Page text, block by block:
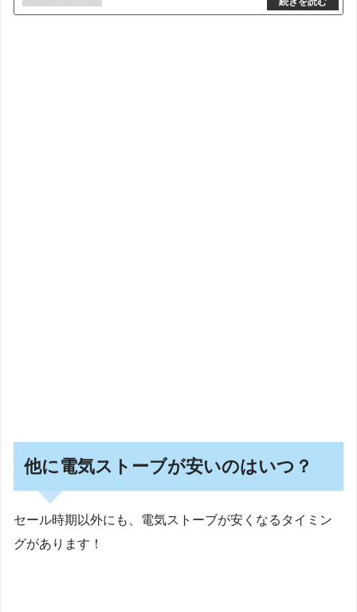
他に電気ストーブが安いのはいつ？
セール時期以外にも、電気ストーブが安くなるタイミン
グがあります！